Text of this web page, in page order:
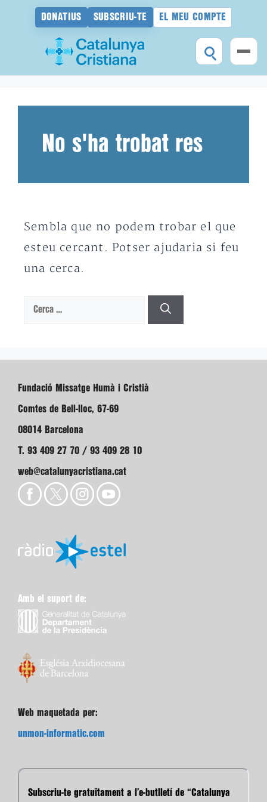
DONATIUS SUBSCRIU-TE EL MEU COMPTE
No s'ha trobat res
Sembla que no podem trobar el que
esteu cercant. Potser ajudaria si feu
una cerca.
Cerca:
Fundació Missatge Humà i Cristià
Comtes de Bell-lloc, 67-69
08014 Barcelona
T. 93 409 27 70 / 93 409 28 10
web@catalunyacristiana.cat
Amb el suport de:
Web maquetada per:
unmon-informatic.com
Subscriu-te gratuïtament a l’e-butlletí de “Catalunya